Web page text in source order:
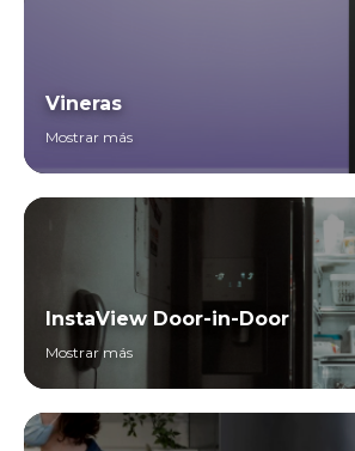
Vineras
Mostrar más
InstaView Door-in-Door
Mostrar más